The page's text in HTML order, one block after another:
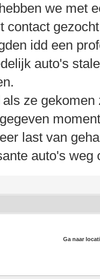
we met
contact
idd een
auto's
ze
last van
auto's weg
Ga naar